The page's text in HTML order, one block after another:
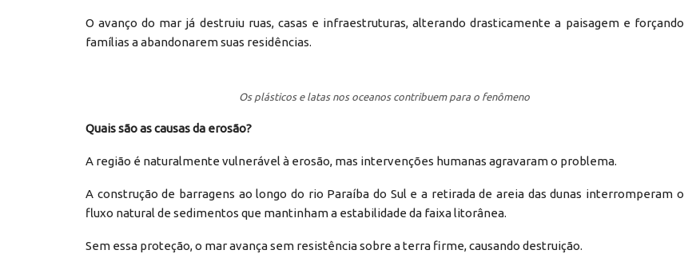
O avanço do mar já destruiu ruas, casas e infraestruturas, alterando drasticamente a paisagem e forçando
famílias a abandonarem suas residências.
Os plásticos e latas nos oceanos contribuem para o fenômeno
Quais são as causas da erosão?
A região é naturalmente vulnerável à erosão, mas intervenções humanas agravaram o problema.
A construção de barragens ao longo do rio Paraíba do Sul e a retirada de areia das dunas interromperam o
fluxo natural de sedimentos que mantinham a estabilidade da faixa litorânea.
Sem essa proteção, o mar avança sem resistência sobre a terra firme, causando destruição.